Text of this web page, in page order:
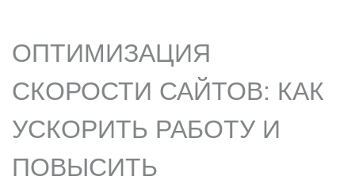
ОПТИМИЗАЦИЯ
СКОРОСТИ САЙТОВ: КАК
УСКОРИТЬ РАБОТУ И
ПОВЫСИТЬ